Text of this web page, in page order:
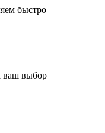
быстро
ваш выбор